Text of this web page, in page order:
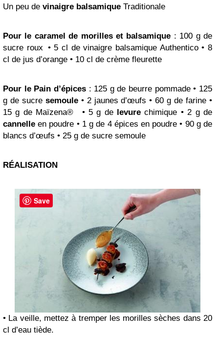
Un peu de vinaigre balsamique Traditionale
Pour le caramel de morilles et balsamique : 100 g de
sucre roux • 5 cl de vinaigre balsamique Authentico • 8
cl de jus d’orange • 10 cl de crème fleurette
Pour le Pain d’épices: 125 g de beurre pommade • 125
g de sucre semoule• 2 jaunes d’œufs • 60 g de farine •
15 g de Maïzena® • 5 g de levure chimique • 2 g de
cannelle en poudre • 1 g de 4 épices en poudre • 90 g de
blancs d’œufs • 25 g de sucre semoule
RÉALISATION
• La veille, mettez à tremper les morilles sèches dans 20
cl d’eau tiède.
Save